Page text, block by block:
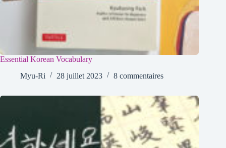
Essential Korean Vocabulary
Myu-Ri
28 juillet 2023 8 commentaires